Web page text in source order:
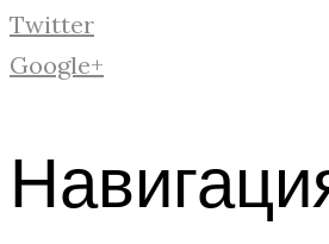
Twitter
Google+